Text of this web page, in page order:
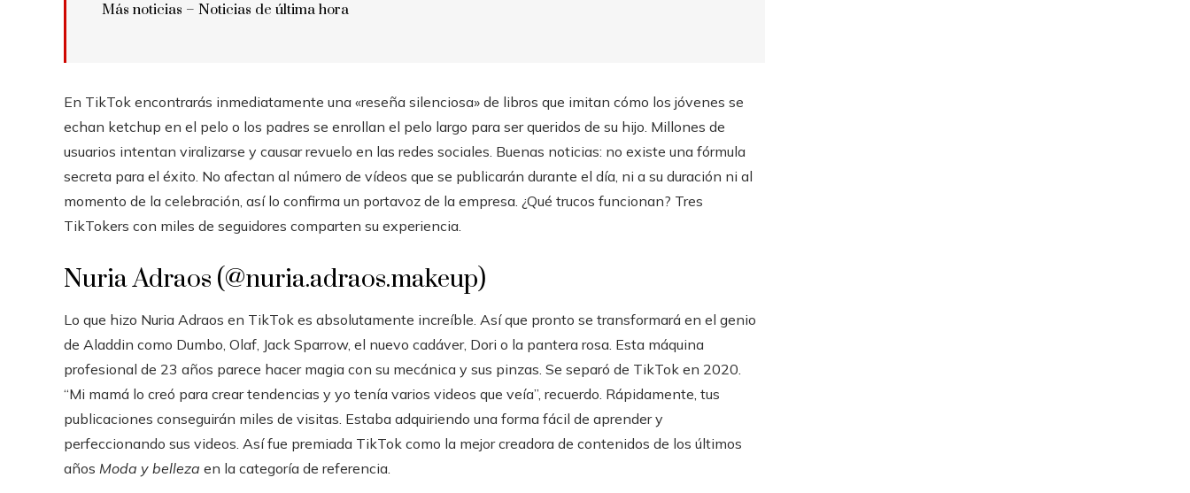
Más noticias – Noticias de última hora
En TikTok encontrarás inmediatamente una «reseña silenciosa» de libros que imitan cómo los jóvenes se
echan ketchup en el pelo o los padres se enrollan el pelo largo para ser queridos de su hijo. Millones de
usuarios intentan viralizarse y causar revuelo en las redes sociales. Buenas noticias: no existe una fórmula
secreta para el éxito. No afectan al número de vídeos que se publicarán durante el día, ni a su duración ni al
momento de la celebración, así lo confirma un portavoz de la empresa. ¿Qué trucos funcionan? Tres
TikTokers con miles de seguidores comparten su experiencia.
Nuria Adraos (@nuria.adraos.makeup)
Lo que hizo Nuria Adraos en TikTok es absolutamente increíble. Así que pronto se transformará en el genio
de Aladdin como Dumbo, Olaf, Jack Sparrow, el nuevo cadáver, Dori o la pantera rosa. Esta máquina
profesional de 23 años parece hacer magia con su mecánica y sus pinzas. Se separó de TikTok en 2020.
“Mi mamá lo creó para crear tendencias y yo tenía varios videos que veía”, recuerdo. Rápidamente, tus
publicaciones conseguirán miles de visitas. Estaba adquiriendo una forma fácil de aprender y
perfeccionando sus videos. Así fue premiada TikTok como la mejor creadora de contenidos de los últimos
años Moda y belleza en la categoría de referencia.